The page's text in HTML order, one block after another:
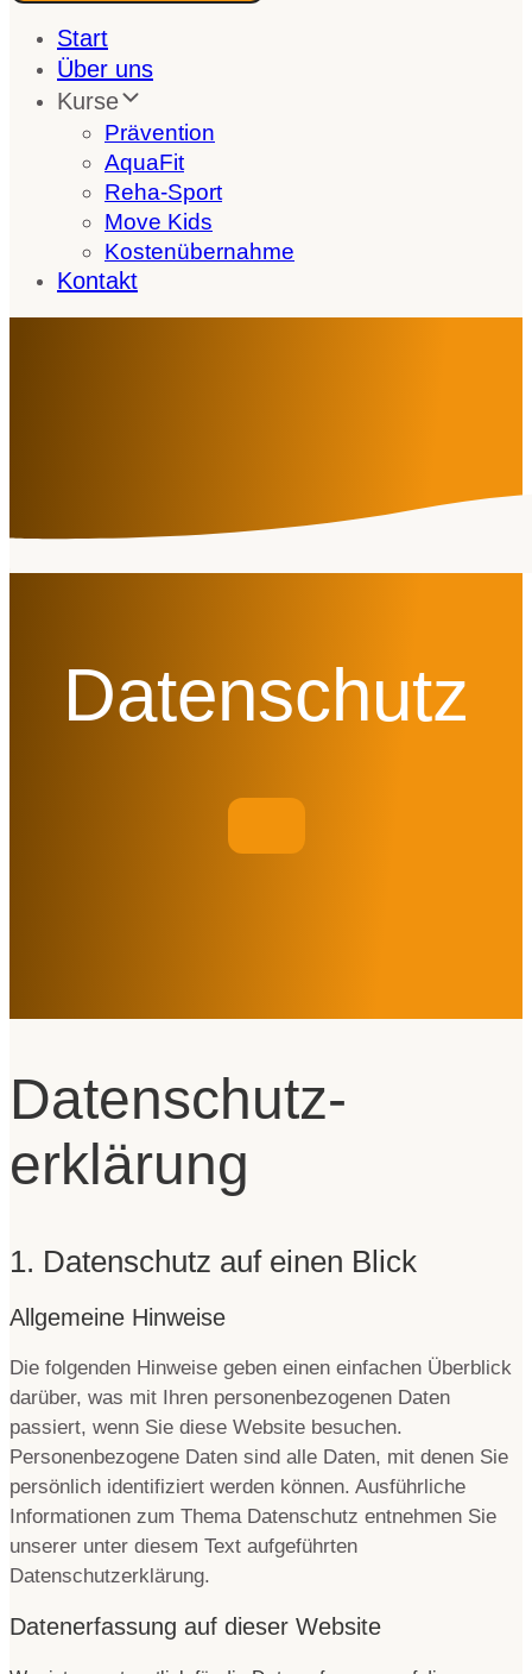
Start
Über uns
Kurse
Prävention
AquaFit
Reha-Sport
Move Kids
Kostenübernahme
Kontakt
Datenschutz
Datenschutz­
erklärung
1. Datenschutz auf einen Blick
Allgemeine Hinweise
Die folgenden Hinweise geben einen einfachen Überblick
darüber, was mit Ihren personenbezogenen Daten
passiert, wenn Sie diese Website besuchen.
Personenbezogene Daten sind alle Daten, mit denen Sie
persönlich identifiziert werden können. Ausführliche
Informationen zum Thema Datenschutz entnehmen Sie
unserer unter diesem Text aufgeführten
Datenschutzerklärung.
Datenerfassung auf dieser Website